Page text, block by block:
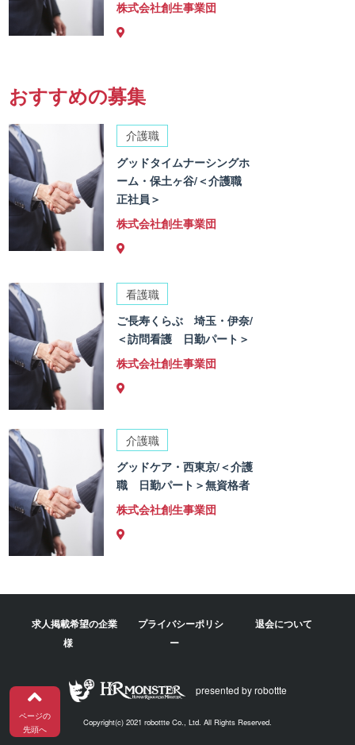
株式会社創生事業団
おすすめの募集
介護職
グッドタイムナーシングホ
ーム・保土ヶ谷/＜介護職
正社員＞
株式会社創生事業団
看護職
ご長寿くらぶ 埼玉・伊奈/
＜訪問看護 日勤パート＞
株式会社創生事業団
介護職
グッドケア・西東京/＜介護
職 日勤パート＞無資格者
株式会社創生事業団
ページの
先頭へ
求人掲載希望の企業
様
プライバシーポリシ
ー
退会について
presented by robottte
Copyright(c) 2021 robottte Co., Ltd. All Rights Reserved.